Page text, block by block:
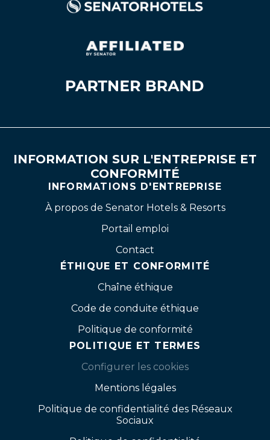
INFORMATION SUR L'ENTREPRISE ET
CONFORMITÉ
INFORMATIONS D'ENTREPRISE
À propos de Senator Hotels & Resorts
Portail emploi
Contact
ÉTHIQUE ET CONFORMITÉ
Chaîne éthique
Code de conduite éthique
Politique de conformité
POLITIQUE ET TERMES
Configurer les cookies
Mentions légales
Politique de confidentialité des Réseaux
Sociaux